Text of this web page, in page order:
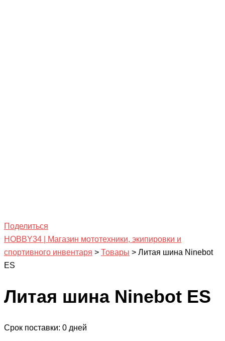
Поделиться
HOBBY34 | Магазин мототехники, экипировки и
спортивного инвентаря > Товары > Литая шина Ninebot
ES
Литая шина Ninebot ES
Срок поставки: 0 дней